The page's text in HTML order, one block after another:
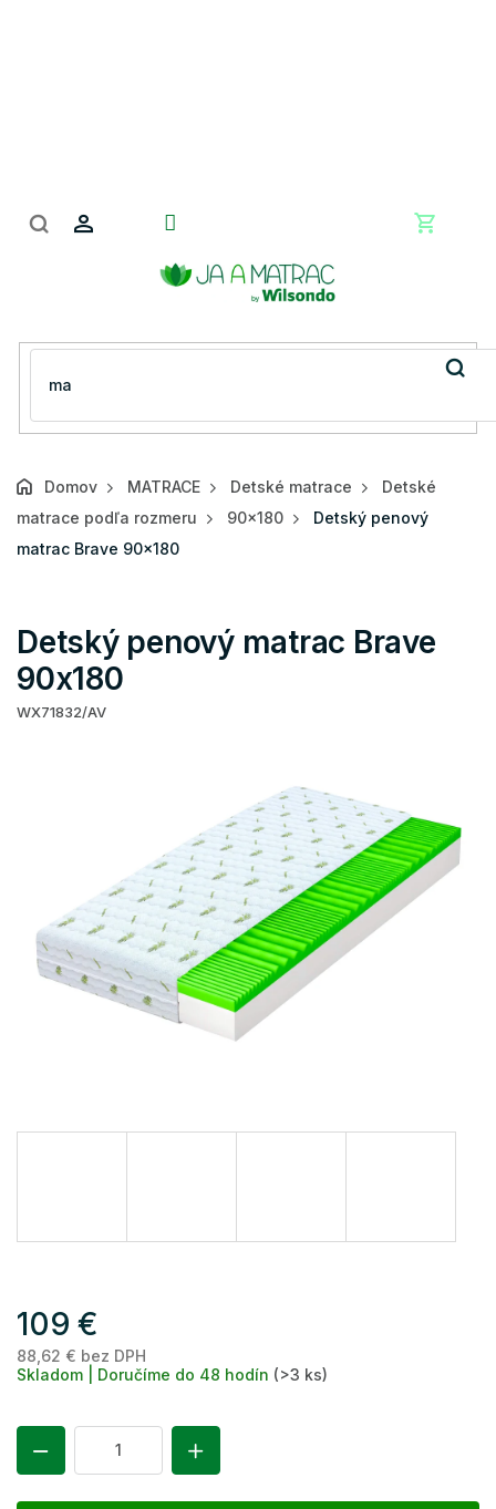
Domov MATRACE Detské matrace
Detské
matrace podľa rozmeru
90x180
Detský penový
matrac Brave 90x180
Detský penový matrac Brave
90x180
WX71832/AV
109 €
88,62 € bez DPH
Skladom | Doručíme do 48 hodín (>3 ks)